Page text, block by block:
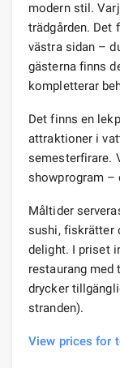
modern stil.
trädgården. Det
västra sidan –
gästerna finns
kompletterar
Det finns en
attraktioner i
semesterfirare.
showprogram –
Måltider
sushi, fiskrätter
delight. I priset
restaurang
drycker
stranden).
View prices for